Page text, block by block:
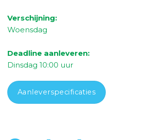
Verschijning:
Woensdag
Deadline aanleveren:
Dinsdag 10:00 uur
Aanleverspecificaties